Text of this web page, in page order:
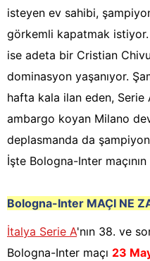
isteyen ev sahibi,
görkemli kapatmak
ise adeta bir Cristian
dominasyon yaşanıyor.
hafta kala ilan eden, Serie
ambargo koyan Milano
deplasmanda da
İşte Bologna-Inter maçının
Bologna-Inter MAÇI NE
İtalya Serie A'nın 38. ve
Bologna-Inter maçı 23